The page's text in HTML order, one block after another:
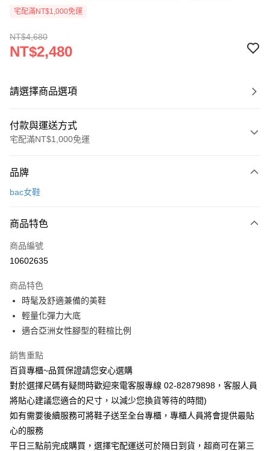
宅配滿NT$1,000免運
NT$4,680
NT$2,480
請選擇商品選項
付款與運送方式
宅配滿NT$1,000免運
信用卡一次付款
Apple Pay
街口支付
宅配
每筆NT$90，滿NT$1,000(含以上)免運費
品牌
bac女鞋
商品特色
商品編號
10602635
商品特色
時髦及舒適兼備的美鞋
輕量化彈力大底
適合亞洲女性腳型的鞋楦比例
銷售重點
百貨專櫃~品質保證請您安心選購
對於選擇尺碼有疑問時歡迎來電客服專線 02-82879898，客服人員
將貼心建議您適合的尺寸，以減少您換貨等待的時間)
如有需要後續服務可將鞋子送至全台專櫃，專櫃人員將會提供最貼
心的服務
平日三點前完成購買，選擇宅配運送可於隔日到貨，超商可在第三